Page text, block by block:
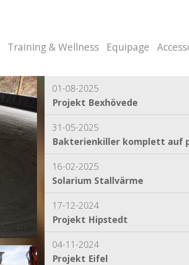
Training & Wellness Equipage
01-08-2025
Projekt Bexhövede
31-05-2025
Bakterienkiller komplett auf
16-02-2025
Solarium Stallvärme
17-12-2024
Projekt Hipstedt
04-11-2024
Projekt Eifel